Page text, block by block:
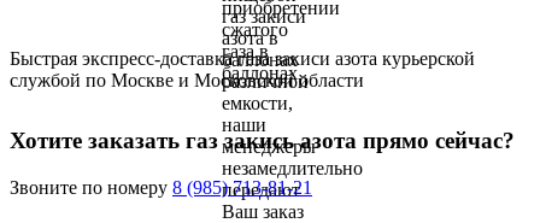
Быстрая экспресс-доставка газа закиси азота курьерской
службой по Москве и Московской области
Хотите заказать газ закись азота прямо сейчас?
Звоните по номеру 8 (985) 713-81-21